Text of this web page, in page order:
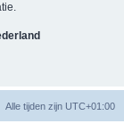
Alle tijden zijn UTC+01:00